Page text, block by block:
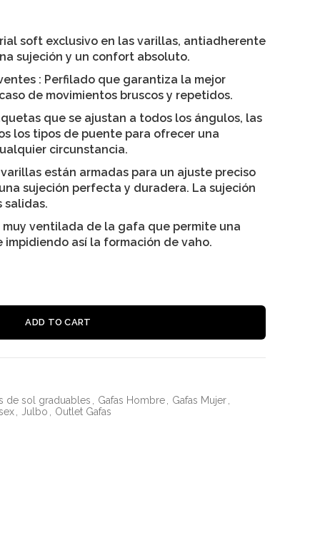
soft exclusivo en las varillas, antiadherente
sujeción y un confort absoluto.
: Perfilado que garantiza la mejor
de movimientos bruscos y repetidos.
que se ajustan a todos los ángulos, las
los tipos de puente para ofrecer una
circunstancia.
varillas están armadas para un ajuste preciso
sujeción perfecta y duradera. La sujeción
salidas.
muy ventilada de la gafa que permite una
así la formación de vaho.
ADD TO CART
de sol graduables Gafas Hombre Gafas Mujer
Julbo Outlet Gafas